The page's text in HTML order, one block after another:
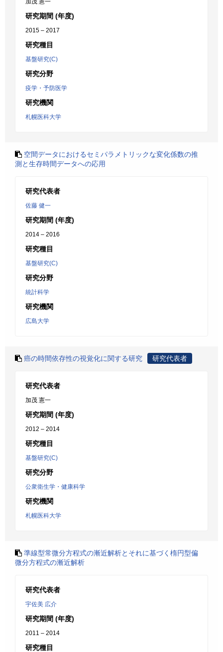
加茂 憲一
研究期間 (年度)
2015 – 2017
研究種目
基盤研究(C)
研究分野
疫学・予防医学
研究機関
札幌医科大学
空間データにおけるセミパラメトリックな変化係数の推
測と生存時間データへの応用
研究代表者
佐藤 健一
研究期間 (年度)
2014 – 2016
研究種目
基盤研究(C)
研究分野
統計科学
研究機関
広島大学
癌の時間依存性の視覚化に関する研究 研究代表者
研究代表者
加茂 憲一
研究期間 (年度)
2012 – 2014
研究種目
基盤研究(C)
研究分野
公衆衛生学・健康科学
研究機関
札幌医科大学
準線型常微分方程式の漸近解析とそれに基づく楕円型偏
微分方程式の漸近解析
研究代表者
宇佐美 広介
研究期間 (年度)
2011 – 2014
研究種目